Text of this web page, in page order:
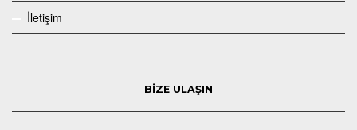
İletişim
BİZE ULAŞIN